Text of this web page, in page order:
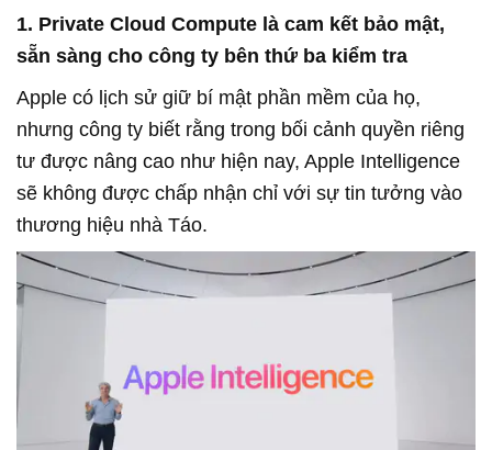
1. Private Cloud Compute là cam kết bảo mật,
sẵn sàng cho công ty bên thứ ba kiểm tra
Apple có lịch sử giữ bí mật phần mềm của họ,
nhưng công ty biết rằng trong bối cảnh quyền riêng
tư được nâng cao như hiện nay, Apple Intelligence
sẽ không được chấp nhận chỉ với sự tin tưởng vào
thương hiệu nhà Táo.